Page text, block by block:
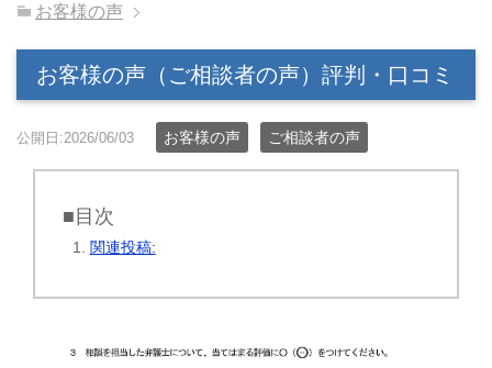
お客様の声
お客様の声（ご相談者の声）評判・口コミ
公開日:2026/06/03 お客様の声 ご相談者の声
■目次
関連投稿: